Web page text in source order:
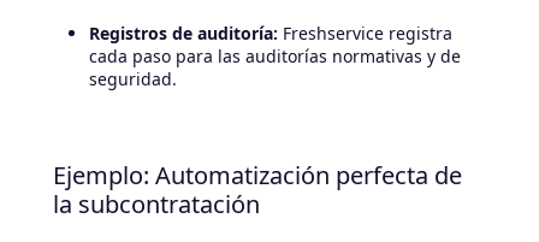
Registros de auditoría: Freshservice registra
cada paso para las auditorías normativas y de
seguridad.
Ejemplo: Automatización perfecta de
la subcontratación